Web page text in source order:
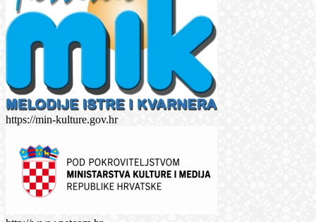
https://min-kulture.gov.hr